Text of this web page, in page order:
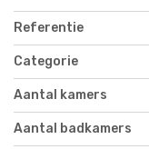
Referentie
Categorie
Aantal kamers
Aantal badkamers